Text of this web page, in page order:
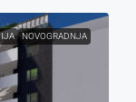
NOVOGRADNJA